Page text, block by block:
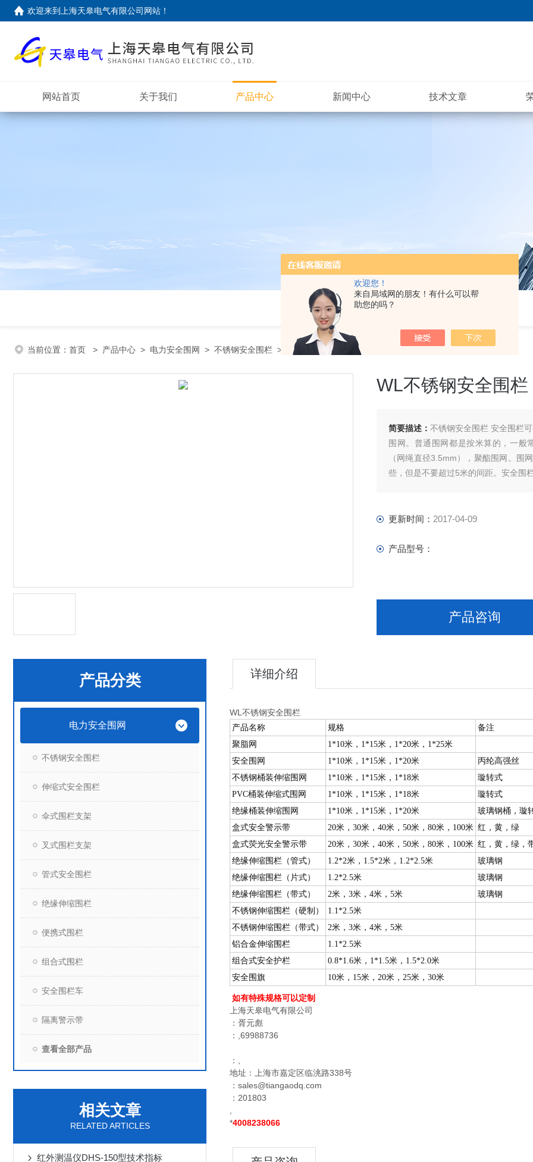
欢迎您！
来自局域网的朋友！有什么可以帮
助您的吗？
欢迎来到上海天皋电气有限公司网站！
网站首页 关于我们 产品中心 新闻中心 技术文章
当前位置： 首页 > 产品中心 > 电力安全围网 > 不锈钢安全围栏 > WL不锈钢安全围栏
WL不锈钢安全围栏
简要描述：不锈钢安全围栏 安全围栏
围网。普通围网都是按米算的，一般
（网绳直径3.5mm），聚酯围网。围
些，但是不要超过5米的间距。安全围
更新时间： 2017-04-09
产品型号：
产品咨询
产品分类
电力安全围网
不锈钢安全围栏
伸缩式安全围栏
伞式围栏支架
叉式围栏支架
管式安全围栏
绝缘伸缩围栏
便携式围栏
组合式围栏
安全围栏车
隔离警示带
查看全部产品
相关文章
RELATED ARTICLES
红外测温仪DHS-150型技术指标
详细介绍
WL不锈钢安全围栏
产品名称 规格
备注
聚脂网
1*10米，1*15米，1*20米，1*25米
安全围网
1*10米，1*15米，1*20米
丙纶高强丝
不锈钢桶装伸缩围网
1*10米，1*15米，1*18米
璇转式
PVC桶装伸缩式围网
1*10米，1*15米，1*18米
璇转式
绝缘桶装伸缩围网
1*10米，1*15米，1*20米
玻璃钢桶，璇
盒式安全警示带
20米，30米，40米，50米，80米，100米 红，黄，绿
盒式荧光安全警示带
20米，30米，40米，50米，80米，100米 红，黄，绿，
绝缘伸缩围栏（管式）
1.2*2米，1.5*2米，1.2*2.5米
玻璃钢
绝缘伸缩围栏（片式）
1.2*2.5米
玻璃钢
绝缘伸缩围栏（带式）
2米，3米，4米，5米
玻璃钢
不锈钢伸缩围栏（硬制）
1.1*2.5米
不锈钢伸缩围栏（带式）
2米，3米，4米，5米
铝合金伸缩围栏
1.1*2.5米
组合式安全护栏
0.8*1.6米，1*1.5米，1.5*2.0米
安全围旗
10米，15米，20米，25米，30米
如有特殊规格可以定制
上海天皋电气有限公司
：胥元彪
：,69988736
：,
地址：上海市嘉定区临洮路338号
：sales@tiangaodq.com
：201803
*4008238066